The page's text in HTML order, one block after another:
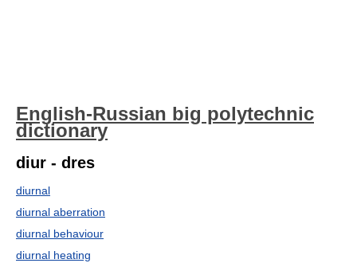
English-Russian big polytechnic
dictionary
diur - dres
diurnal
diurnal aberration
diurnal behaviour
diurnal heating